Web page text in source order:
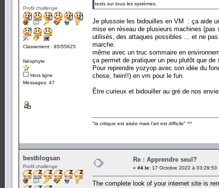
Profil challenge
Classement : 85/55625
Néophyte
Hors ligne
Messages: 47
tests sur tous les systèmes.
Je plussoie les bidouilles en VM : ça aide
mise en réseau de plusieurs machines
utilisés, des attaques possibles ... et ne
marche.
même avec un truc sommaire en
ça permet de pratiquer un peu plutôt que
Pour reprendre yozyop avec son idée du
chose, hein!!) en vm pour le fun.
Être curieux et bidouiller au gré de nos
"la critique est aisée mais l’art est difficile" ^^
bestblogsan
Profil challenge
Re : Apprendre seul?
« #4 le: 17 Octobre 2022 à 03:29:53
The complete look of your internet site is